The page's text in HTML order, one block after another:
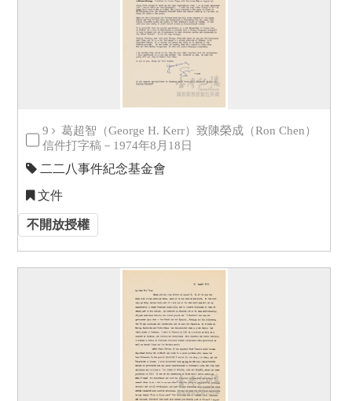
9
葛超智（George H. Kerr）致陳榮成（Ron Chen）
信件打字稿－1974年8月18日
二二八事件紀念基金會
文件
不開放授權